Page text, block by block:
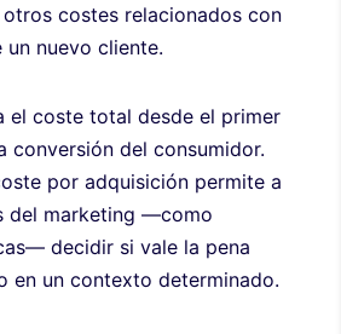
costes relacionados con
nuevo cliente.
el coste total desde el primer
conversión del consumidor.
por adquisición permite a
del marketing —como
decidir si vale la pena
en un contexto determinado.